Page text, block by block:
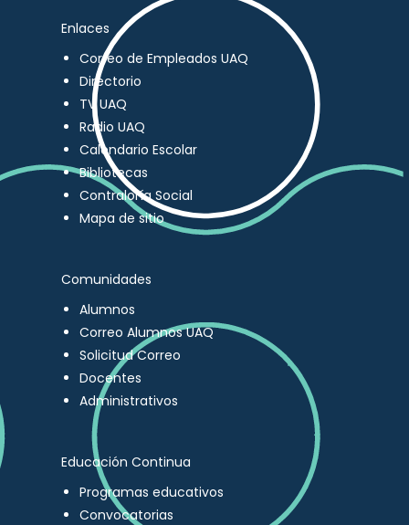
Enlaces
Correo de Empleados UAQ
Directorio
TV UAQ
Radio UAQ
Calendario Escolar
Bibliotecas
Contraloría Social
Mapa de sitio
Comunidades
Alumnos
Correo Alumnos UAQ
Solicitud Correo
Docentes
Administrativos
Educación Continua
Programas educativos
Convocatorias